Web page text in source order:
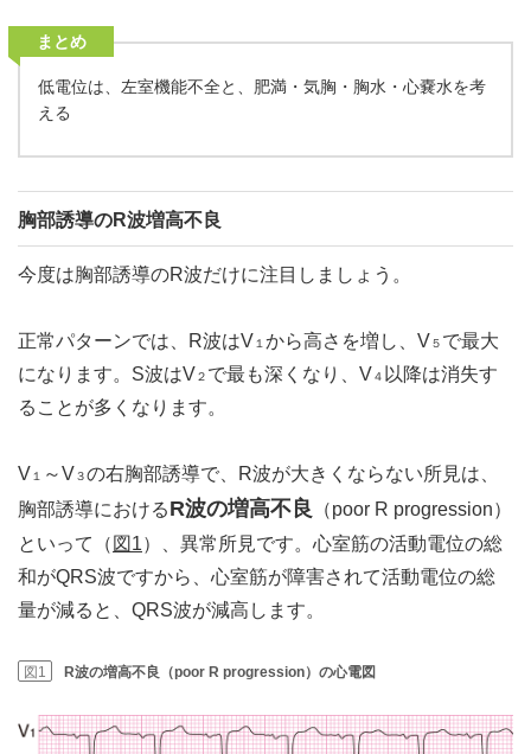
まとめ
低電位は、左室機能不全と、肥満・気胸・胸水・心嚢水を考
える
胸部誘導のR波増高不良
今度は胸部誘導のR波だけに注目しましょう。
正常パターンでは、R波はV１ から高さを増し、V５ で最大
になります。S波はV２ で最も深くなり、V４ 以降は消失す
ることが多くなります。
V１ ～V３の右胸部誘導で、R波が大きくならない所見は、
胸部誘導におけるR波の増高不良
（poor R progression）
といって（ 図1）、異常所見です。心室筋の活動電位の総
和がQRS波ですから、心室筋が障害されて活動電位の総
量が減ると、QRS波が減高します。
図1 R波の増高不良（poor R progression）の心電図